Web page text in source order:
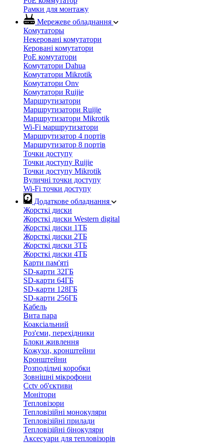
Рамки для монтажу
Мережеве обладнання
Комутаторы
Некеровані комутатори
Керовані комутатори
PoE комутатори
Комутатори Dahua
Комутатори Mikrotik
Комутатори Onv
Комутатори Ruijie
Маршрутизатори
Маршрутизатори Ruijie
Маршрутизатори Mikrotik
Wi-Fi маршрутизатори
Маршрутизатор 4 портів
Маршрутизатор 8 портів
Точки доступу
Точки доступу Ruijie
Точки доступу Mikrotik
Вуличні точки доступу
Wi-Fi точки доступу
Додаткове обладнання
Жорсткі диски
Жорсткі диски Western digital
Жорсткі диски 1ТБ
Жорсткі диски 2ТБ
Жорсткі диски 3ТБ
Жорсткі диски 4ТБ
Карти пам'яті
SD-карти 32ГБ
SD-карти 64ГБ
SD-карти 128ГБ
SD-карти 256ГБ
Кабель
Вита пара
Коаксіальний
Роз'єми, перехідники
Блоки живлення
Кожухи, кронштейни
Кронштейни
Розподільчі коробки
Зовнішні мікрофони
Cctv об'єктиви
Монітори
Тепловізори
Тепловізійні монокуляри
Тепловізійні прилади
Тепловізійні бінокуляри
Аксесуари для тепловізорів